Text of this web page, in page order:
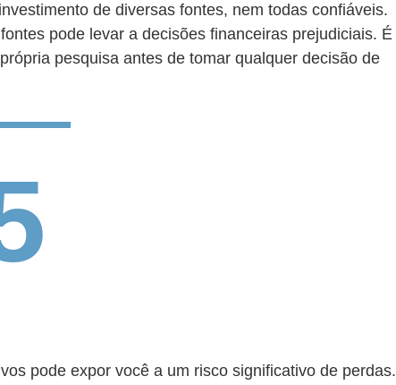
de diversas fontes, nem todas confiáveis.
pode levar a decisões financeiras prejudiciais. É
pesquisa antes de tomar qualquer decisão de
pode expor você a um risco significativo de perdas.